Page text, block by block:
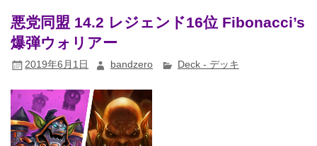
悪党同盟 14.2 レジェンド16位 Fibonacci’s
爆弾ウォリアー
2019年6月1日 bandzero Deck - デッキ